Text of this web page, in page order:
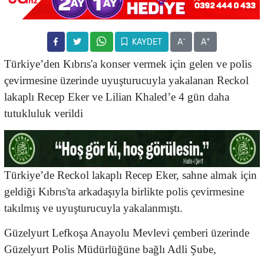
KAYDET A- A+
Türkiye’den Kıbrıs'a konser vermek için gelen ve polis
çevirmesine üzerinde uyuşturucuyla yakalanan Reckol
lakaplı Recep Eker ve Lilian Khaled’e 4 gün daha
tutukluluk verildi
Türkiye’de Reckol lakaplı Recep Eker, sahne almak için
geldiği Kıbrıs'ta arkadaşıyla birlikte polis çevirmesine
takılmış ve uyuşturucuyla yakalanmıştı.
Güzelyurt Lefkoşa Anayolu Mevlevi çemberi üzerinde
Güzelyurt Polis Müdürlüğüne bağlı Adli Şube,